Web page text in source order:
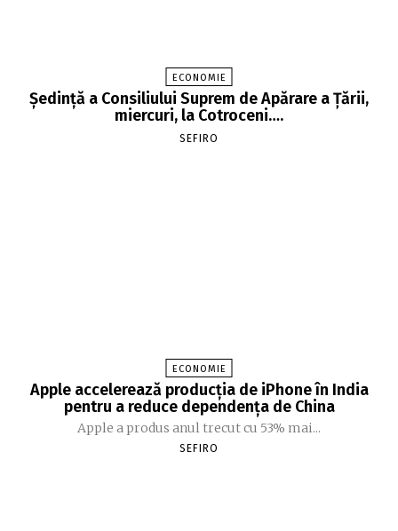
ECONOMIE
Şedinţă a Consiliului Suprem de Apărare a Ţării,
miercuri, la Cotroceni….
SEFIRO
ECONOMIE
Apple accelerează producția de iPhone în India
pentru a reduce dependența de China
Apple a produs anul trecut cu 53% mai...
SEFIRO